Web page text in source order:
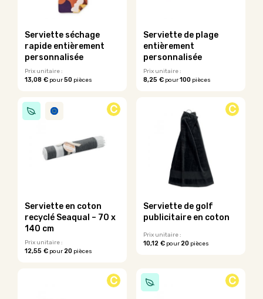
sur
page
du
produit
Serviette séchage
rapide entièrement
personnalisée
Prix unitaire :
13,08 € pour50 pièces
produit
a
plusieurs
options
sur
la
page
du
produit
Serviette de plage
entièrement
personnalisée
Prix unitaire :
8,25 €pour100pièces
variations.
peuvent
sur
la
page
du
produit
C
Serviette en coton
recyclé Seaqual – 70 x
140 cm
Prix unitaire :
12,55 € pour20 pièces
C
Serviette de golf
publicitaire en coton
Prix unitaire :
10,12 €pour20pièces
C C